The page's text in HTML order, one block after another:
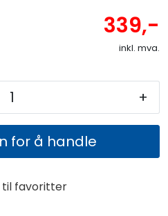
339,-
inkl. mva.
+
for å handle
til favoritter